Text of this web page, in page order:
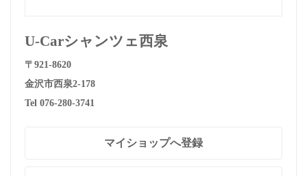
U-Carシャンツェ西泉
〒921-8620
金沢市西泉2-178
Tel 076-280-3741
マイショップへ登録